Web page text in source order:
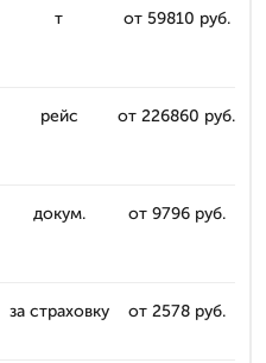
т от 59810 руб.
рейс от 226860 руб.
докум. от 9796 руб.
за страховку от 2578 руб.